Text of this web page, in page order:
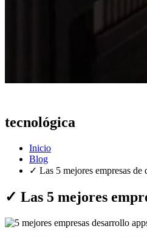
tecnológica
Inicio
Blog
✓ Las 5 mejores empresas
✓ Las 5 mejores